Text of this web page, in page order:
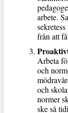
arbete.
från att
Arbeta
och
och
normer
ske så